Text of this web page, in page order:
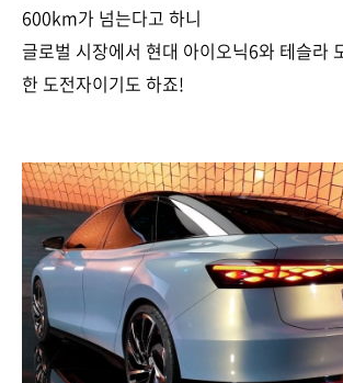
600km가 넘는다고 하니
글로벌 시장에서 현대 아이오닉6와 테슬라
한 도전자이기도 하죠!